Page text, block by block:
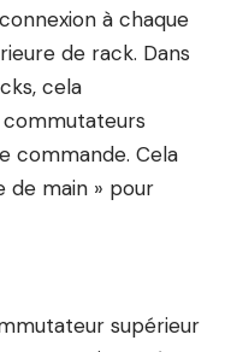
à chaque
de rack. Dans
cela
commande. Cela
de main » pour
supérieur